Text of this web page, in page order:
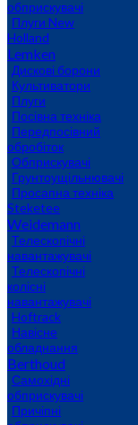
обприскувачі
Плуги New
Holland
Lemken
Дискові борони
Культиватори
Плуги
Посівна техніка
Передпосівний
обробіток
Обприскувачі
Грунтоущільнювачі
Просапна техніка
Steketee
Weidemann
Телескопічні
навантажувачі
Телескопічні
колісні
навантажувачі
Hoftrack
Навісне
обладнання
Berthoud
Самохідні
обприскувачі
Причіпні